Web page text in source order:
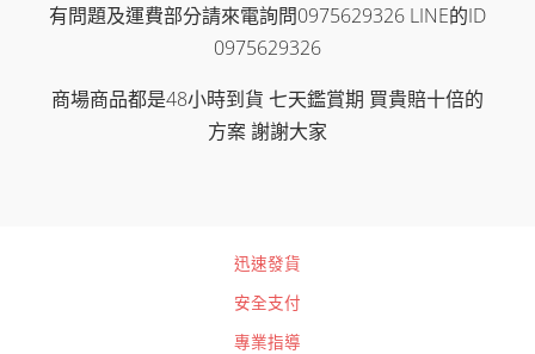
有問題及運費部分請來電詢問0975629326 LINE的ID
0975629326
商場商品都是48小時到貨 七天鑑賞期 買貴賠十倍的
方案 謝謝大家
迅速發貨
安全支付
專業指導